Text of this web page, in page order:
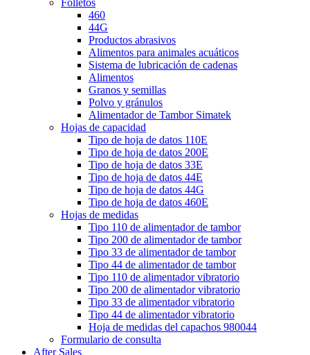
Folletos
460
44G
Productos abrasivos
Alimentos para animales acuáticos
Sistema de lubricación de cadenas
Alimentos
Granos y semillas
Polvo y gránulos
Alimentador de Tambor Simatek
Hojas de capacidad
Tipo de hoja de datos 110E
Tipo de hoja de datos 200E
Tipo de hoja de datos 33E
Tipo de hoja de datos 44E
Tipo de hoja de datos 44G
Tipo de hoja de datos 460E
Hojas de medidas
Tipo 110 de alimentador de tambor
Tipo 200 de alimentador de tambor
Tipo 33 de alimentador de tambor
Tipo 44 de alimentador de tambor
Tipo 110 de alimentador vibratorio
Tipo 200 de alimentador vibratorio
Tipo 33 de alimentador vibratorio
Tipo 44 de alimentador vibratorio
Hoja de medidas del capachos 980044
Formulario de consulta
After Sales